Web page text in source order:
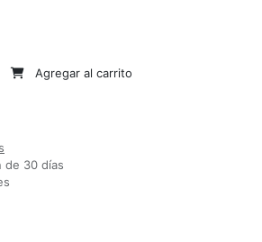
Agregar al carrito
de 30 días